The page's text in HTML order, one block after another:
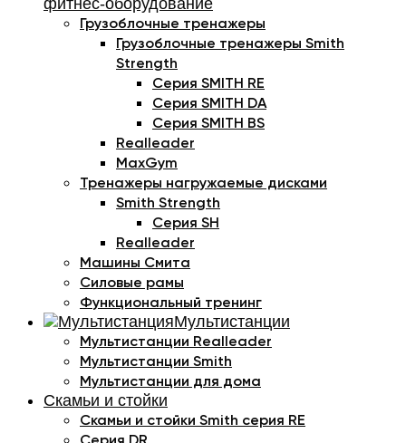
фитнес-оборудование
Грузоблочные тренажеры
Грузоблочные тренажеры Smith
Strength
Серия SMITH RE
Серия SMITH DA
Серия SMITH BS
Realleader
MaxGym
Тренажеры нагружаемые дисками
Smith Strength
Cерия SH
Realleader
Машины Смита
Силовые рамы
Функциональный тренинг
Мультистанции
Мультистанции Realleader
Мультистанции Smith
Мультистанции для дома
Скамьи и стойки
Скамьи и стойки Smith серия RE